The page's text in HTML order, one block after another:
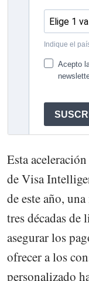
Esta
de Visa
de este año,
tres décadas
asegurar los
ofrecer a los
personalizado